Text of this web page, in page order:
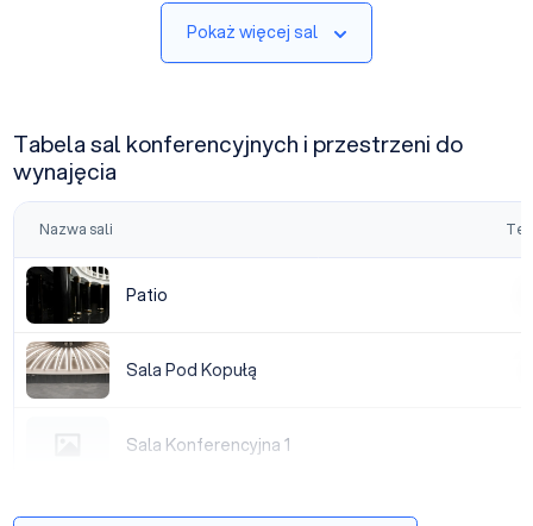
Pokaż więcej sal
Tabela sal konferencyjnych i przestrzeni do
wynajęcia
Nazwa sali
Patio
Patio
Sala Pod Kopułą
Sala Pod Kopułą
Sala Konferencyjna 1